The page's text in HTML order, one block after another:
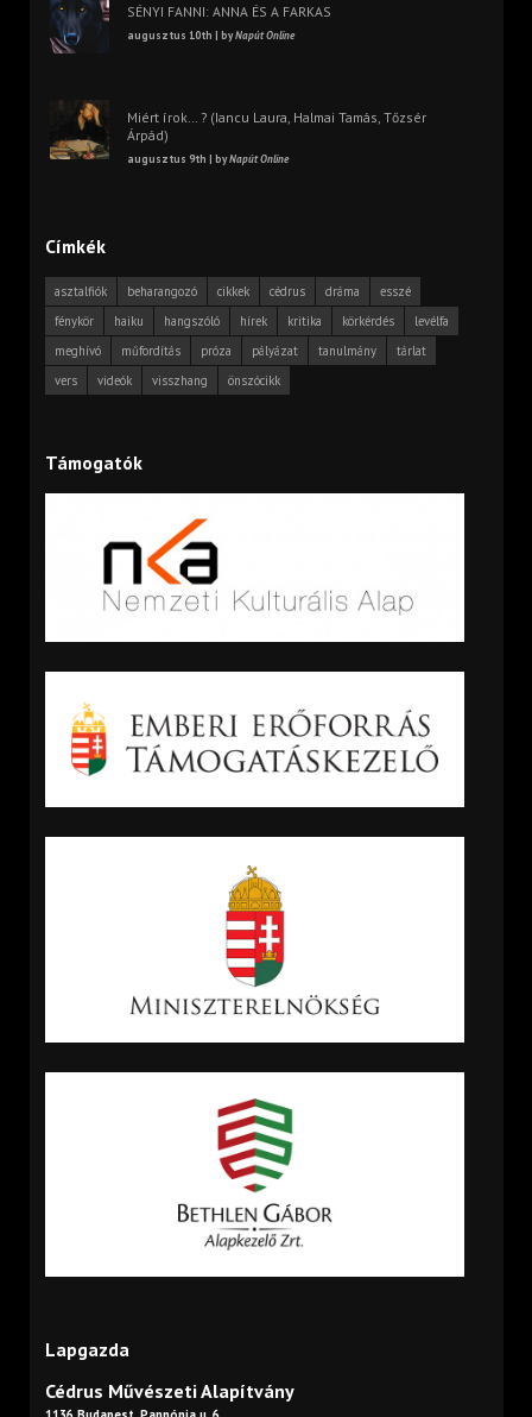
SÉNYI FANNI: ANNA ÉS A FARKAS
augusztus 10th | byNapút Online
Miért írok… ? (Iancu Laura, Halmai Tamás, Tőzsér
Árpád)
augusztus 9th | byNapút Online
Címkék
asztalfiók beharangozó cikkek cédrus dráma
esszé
fénykör
haiku hangszóló hírek kritika körkérdés
levélfa
meghívó
műfordítás próza pályázat tanulmány
tárlat
vers
videók visszhang önszócikk
Támogatók
Lapgazda
Cédrus Művészeti Alapítvány